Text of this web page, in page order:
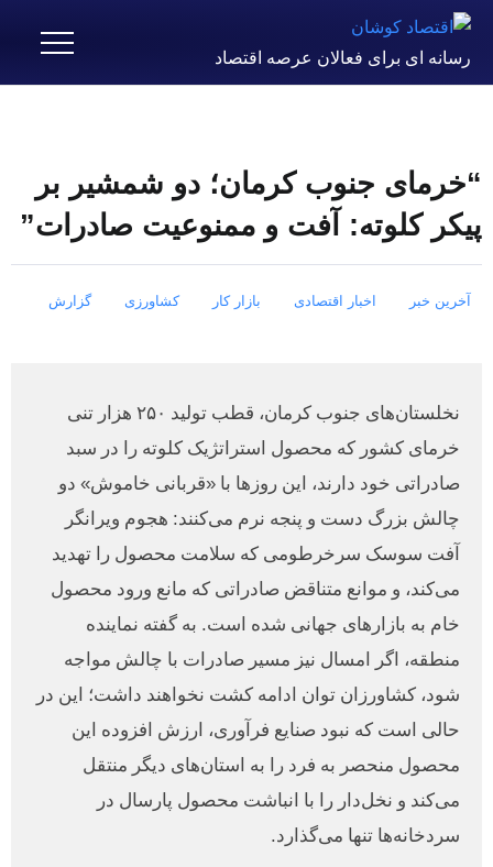
رسانه ای برای فعالان عرصه اقتصاد
“خرمای جنوب کرمان؛ دو شمشیر بر
پیکر کلوته: آفت و ممنوعیت صادرات”
آخرین خبر اخبار اقتصادی بازار کار کشاورزی گزارش
نخلستان‌های جنوب کرمان، قطب تولید ۲۵۰ هزار تنی
خرمای کشور که محصول استراتژیک کلوته را در سبد
صادراتی خود دارند، این روزها با «قربانی خاموش» دو
چالش بزرگ دست و پنجه نرم می‌کنند: هجوم ویرانگر
آفت سوسک سرخرطومی که سلامت محصول را تهدید
می‌کند، و موانع متناقض صادراتی که مانع ورود محصول
خام به بازارهای جهانی شده است. به گفته نماینده
منطقه، اگر امسال نیز مسیر صادرات با چالش مواجه
شود، کشاورزان توان ادامه کشت نخواهند داشت؛ این در
حالی است که نبود صنایع فرآوری، ارزش افزوده این
محصول منحصر به فرد را به استان‌های دیگر منتقل
می‌کند و نخل‌دار را با انباشت محصول پارسال در
سردخانه‌ها تنها می‌گذارد.